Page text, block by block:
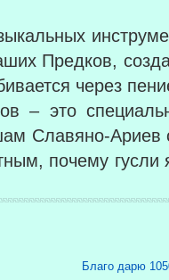
Предков,
через
– это
Славяно-Ариев
почему гусли
Благо дарю